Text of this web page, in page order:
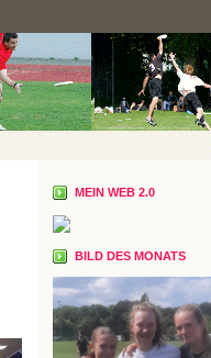
MEIN WEB 2.0
BILD DES MONATS